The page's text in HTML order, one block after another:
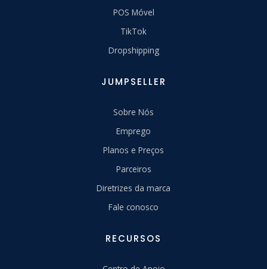
POS Móvel
TikTok
Dropshipping
JUMPSELLER
Sobre Nós
Emprego
Planos e Preços
Parceiros
Diretrizes da marca
Fale conosco
RECURSOS